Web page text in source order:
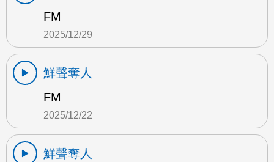
FM
2025/12/29
鮮聲奪人
FM
2025/12/22
鮮聲奪人